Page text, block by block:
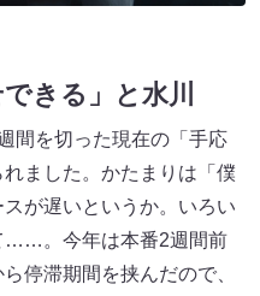
きる」と水川
間を切った現在の「手応
ました。かたまりは「僕
が遅いというか。いろい
……。今年は本番2週間前
停滞期間を挟んだので、